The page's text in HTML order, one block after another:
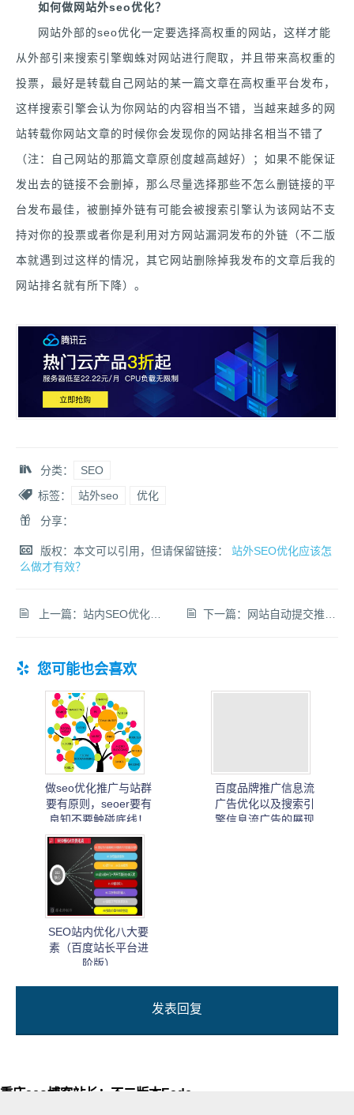
如何做网站外seo优化？
网站外部的seo优化一定要选择高权重的网站，这样才能
从外部引来搜索引擎蜘蛛对网站进行爬取，并且带来高权重的
投票，最好是转载自己网站的某一篇文章在高权重平台发布，
这样搜索引擎会认为你网站的内容相当不错，当越来越多的网
站转载你网站文章的时候你会发现你的网站排名相当不错了
（注：自己网站的那篇文章原创度越高越好）；如果不能保证
发出去的链接不会删掉，那么尽量选择那些不怎么删链接的平
台发布最佳，被删掉外链有可能会被搜索引擎认为该网站不支
持对你的投票或者你是利用对方网站漏洞发布的外链（不二版
本就遇到过这样的情况，其它网站删除掉我发布的文章后我的
网站排名就有所下降）。
分类：
SEO
标签：
站外seo
优化
分享：
版权：本文可以引用，但请保留链接： 站外SEO优化应该怎
么做才有效？
上一篇： 站内SEO优化需要重视这16点才能提升网站排名！ 下一篇： 网站自动提交推送组件：百度轻量级链接提交组件上线
您可能也会喜欢
做seo优化推广与站群
要有原则，seoer要有
良知不要触碰底线！
百度品牌推广信息流
广告优化以及搜索引
擎信息流广告的展现
SEO站内优化八大要
素（百度站长平台进
阶版）
发表回复
重庆seo博客站长：不二版本Eade